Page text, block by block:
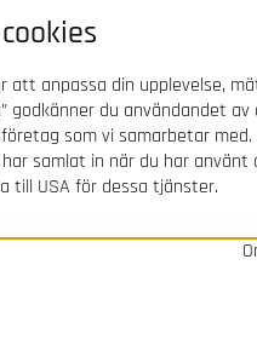
att anpassa din upplevelse,
godkänner du användandet
som vi samarbetar
samlat in när du har
till USA för dessa tjänster.